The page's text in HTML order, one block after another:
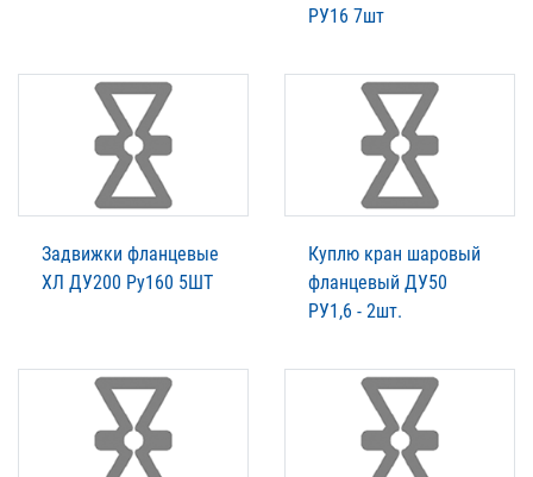
РУ16 7шт
Задвижки фланцевые
ХЛ ДУ200 Ру160 5ШТ
Куплю кран шаровый
фланцевый ДУ50
РУ1,6 - 2шт.